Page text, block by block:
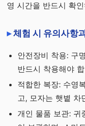
영 시간을 반드시 확
체험 시 유의사항
안전장비 착용: 구
반드시 착용해야
적합한 복장: 수영
고, 모자는 햇볕 차
개인 물품 보관: 귀